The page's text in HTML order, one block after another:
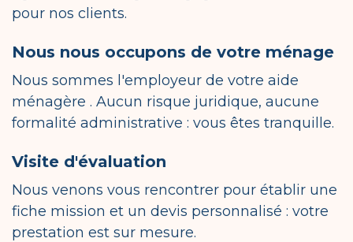
pour nos clients.
Nous nous occupons de votre ménage
Nous sommes l'employeur de votre aide
ménagère . Aucun risque juridique, aucune
formalité administrative : vous êtes tranquille.
Visite d'évaluation
Nous venons vous rencontrer pour établir une
fiche mission et un devis personnalisé : votre
prestation est sur mesure.